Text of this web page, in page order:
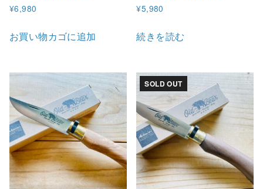
¥6,980
お買い物カゴに追加
¥5,980
続きを読む
SOLD OUT